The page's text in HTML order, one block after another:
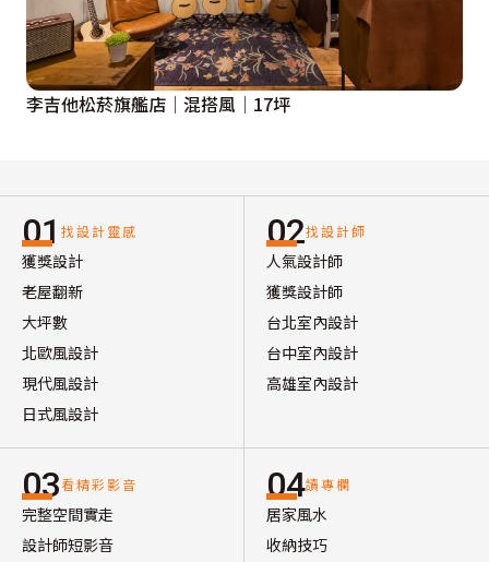
李吉他松菸旗艦店│混搭風│17坪
01 找設計靈感
獲獎設計
老屋翻新
大坪數
北歐風設計
現代風設計
日式風設計
02找設計師
人氣設計師
獲獎設計師
台北室內設計
台中室內設計
高雄室內設計
03看精彩影音
完整空間實走
設計師短影音
04讀專欄
居家風水
收納技巧